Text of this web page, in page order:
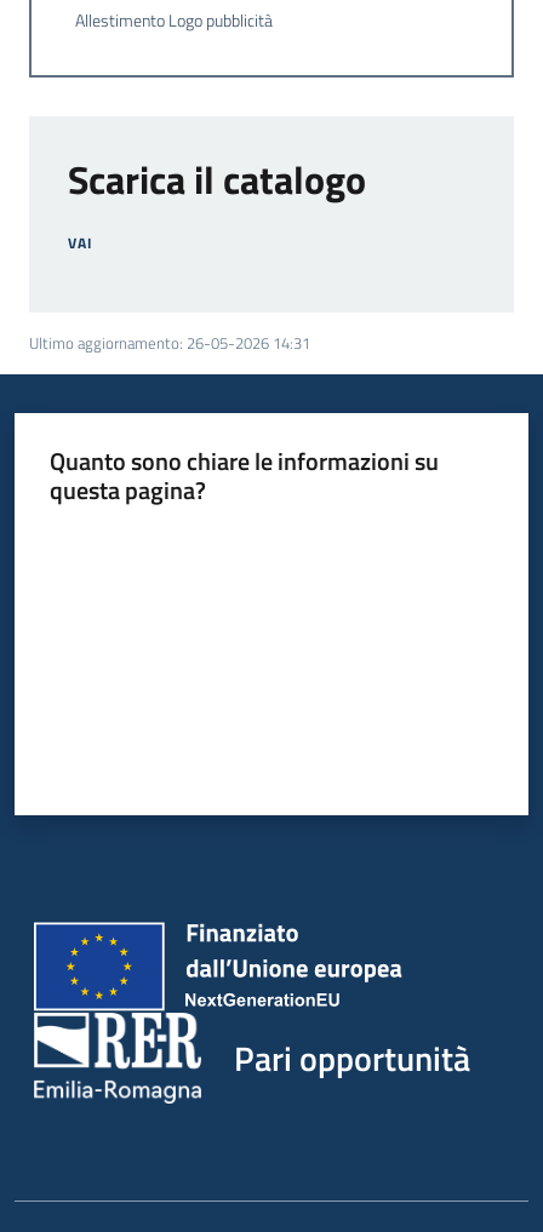
Allestimento Logo pubblicità
Scarica il catalogo
VAI
Ultimo aggiornamento: 26-05-2026 14:31
Quanto sono chiare le informazioni su
questa pagina?
Pari opportunità